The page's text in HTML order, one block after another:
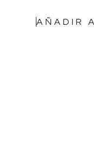
AÑADIR